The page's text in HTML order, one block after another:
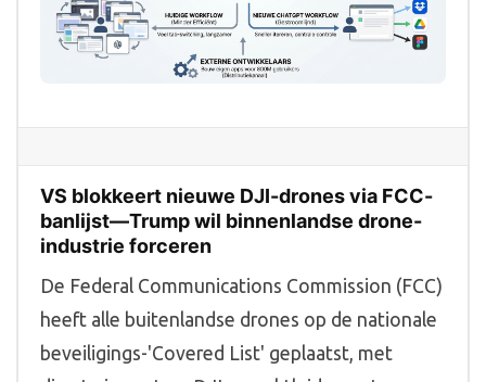
VS blokkeert nieuwe DJI-drones via FCC-
banlijst—Trump wil binnenlandse drone-
industrie forceren
De Federal Communications Commission (FCC)
heeft alle buitenlandse drones op de nationale
beveiligings-'Covered List' geplaatst, met